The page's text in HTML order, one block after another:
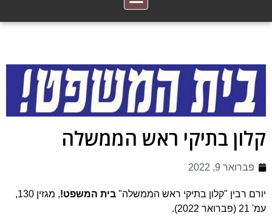
קלון בתיקי ראש הממשלה
פברואר 9, 2022
יורם רבין "קלון בתיקי ראש הממשלה" בית המשפט!
, מגזין 130,
עמ' 21 (פברואר 2022).